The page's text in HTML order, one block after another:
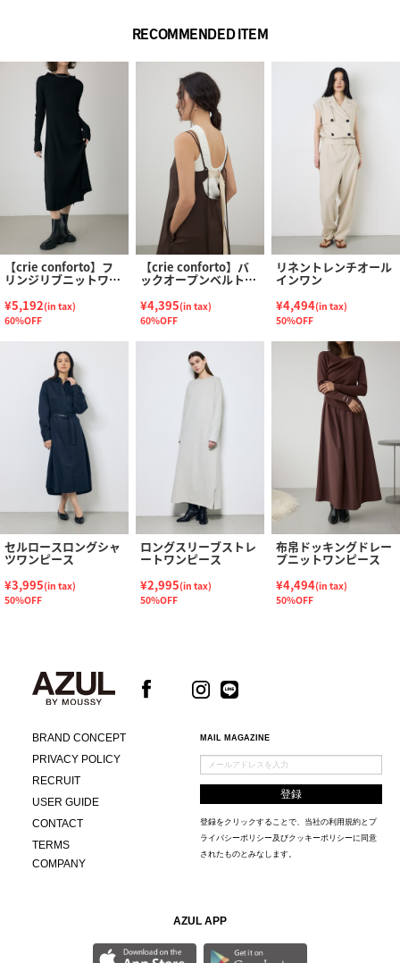
RECOMMENDED ITEM
【crie conforto】フ
リンジリブニットワン
¥5,192(in tax)
60%OFF
【crie conforto】バ
ックオープンベルトキ
ャミワンピース
¥4,395(in tax)
60%OFF
リネントレンチオール
インワン
¥4,494(in tax)
50%OFF
セルロースロングシャ
ツワンピース
¥3,995(in tax)
50%OFF
ロングスリーブストレ
ートワンピース
¥2,995(in tax)
50%OFF
布帛ドッキングドレー
プニットワンピース
¥4,494(in tax)
50%OFF
BRAND CONCEPT
PRIVACY POLICY
RECRUIT
USER GUIDE
CONTACT
TERMS
COMPANY
MAIL MAGAZINE
登録をクリックすることで、当社の利用規約とプ
ライバシーポリシー及びクッキーポリシーに同意
されたものとみなします。
AZUL APP